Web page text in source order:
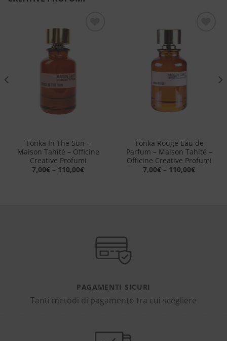
Tonka In The Sun –
Maison Tahité – Officine
Creative Profumi
7,00€ – 110,00€
Tonka Rouge Eau de
Parfum – Maison Tahité –
Officine Creative Profumi
7,00€ – 110,00€
PAGAMENTI SICURI
Tanti metodi di pagamento tra cui scegliere